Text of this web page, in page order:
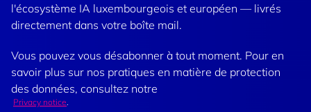
l'écosystème IA luxembourgeois et européen — livrés
directement dans votre boîte mail.
Vous pouvez vous désabonner à tout moment. Pour en
savoir plus sur nos pratiques en matière de protection
des données, consultez notre
Privacy notice